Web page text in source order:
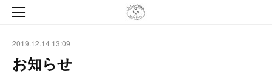
2019.12.14 13:09
お知らせ